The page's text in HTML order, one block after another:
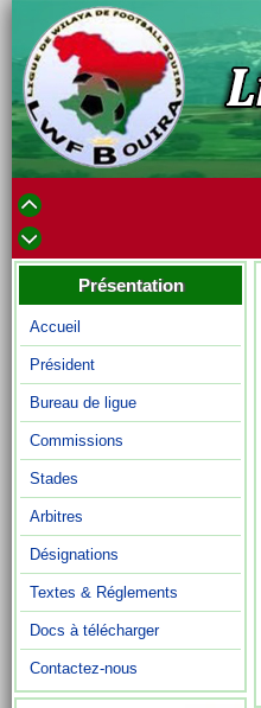
Présentation
Accueil
Président
Bureau de ligue
Commissions
Stades
Arbitres
Désignations
Textes & Réglements
Docs à télécharger
Contactez-nous